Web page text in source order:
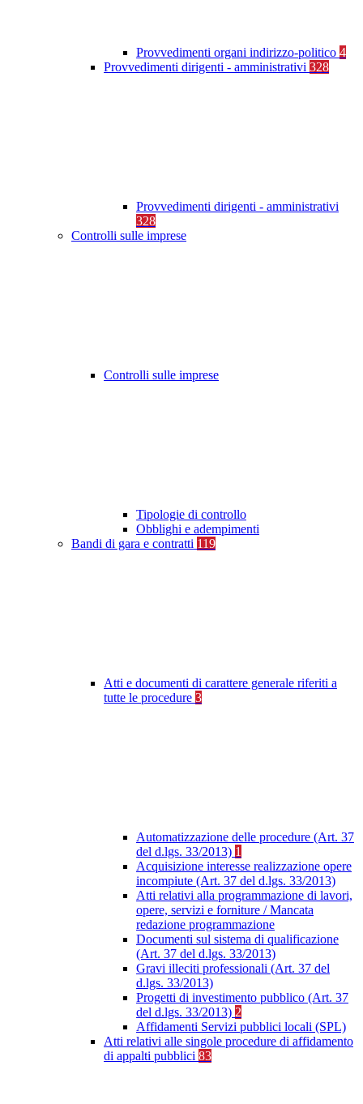
Provvedimenti organi indirizzo-politico 4
Provvedimenti dirigenti - amministrativi 328
Provvedimenti dirigenti - amministrativi
328
Controlli sulle imprese
Controlli sulle imprese
Tipologie di controllo
Obblighi e adempimenti
Bandi di gara e contratti 119
Atti e documenti di carattere generale riferiti a
tutte le procedure 3
Automatizzazione delle procedure (Art. 37
del d.lgs. 33/2013) 1
Acquisizione interesse realizzazione opere
incompiute (Art. 37 del d.lgs. 33/2013)
Atti relativi alla programmazione di lavori,
opere, servizi e forniture / Mancata
redazione programmazione
Documenti sul sistema di qualificazione
(Art. 37 del d.lgs. 33/2013)
Gravi illeciti professionali (Art. 37 del
d.lgs. 33/2013)
Progetti di investimento pubblico (Art. 37
del d.lgs. 33/2013) 2
Affidamenti Servizi pubblici locali (SPL)
Atti relativi alle singole procedure di affidamento
di appalti pubblici 83